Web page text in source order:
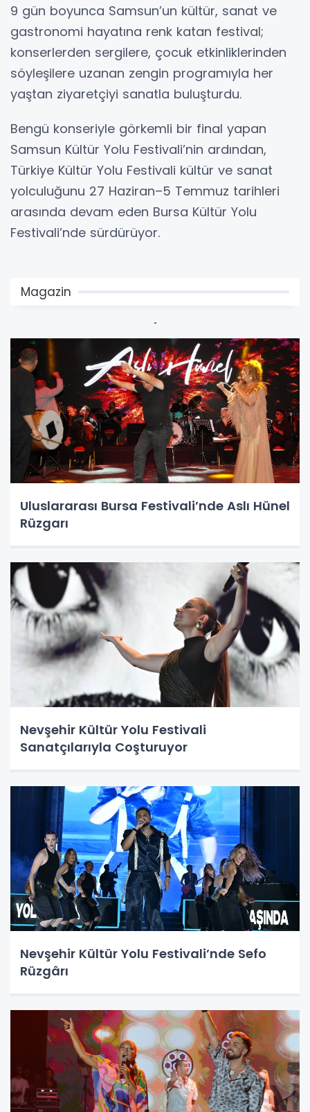
9 gün boyunca Samsun’un kültür, sanat ve
gastronomi hayatına renk katan festival;
konserlerden sergilere, çocuk etkinliklerinden
söyleşilere uzanan zengin programıyla her
yaştan ziyaretçiyi sanatla buluşturdu.
Bengü konseriyle görkemli bir final yapan
Samsun Kültür Yolu Festivali’nin ardından,
Türkiye Kültür Yolu Festivali kültür ve sanat
yolculuğunu 27 Haziran–5 Temmuz tarihleri
arasında devam eden Bursa Kültür Yolu
Festivali’nde sürdürüyor.
Magazin
Uluslararası Bursa Festivali’nde Aslı Hünel
Rüzgarı
Nevşehir Kültür Yolu Festivali
Sanatçılarıyla Coşturuyor
Nevşehir Kültür Yolu Festivali’nde Sefo
Rüzgârı